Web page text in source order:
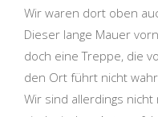
Wir waren dort oben
Dieser lange Mauer
doch eine Treppe, die
den Ort führt nicht
Wir sind allerdings nicht